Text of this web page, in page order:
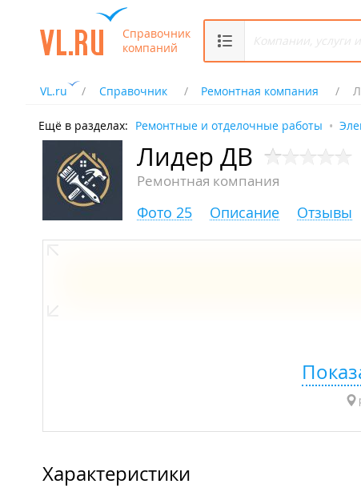
Справочник
компаний
VL.ru Справочник Ремонтная компания
Ещё в разделах: Ремонтные и отделочные работы
Лидер ДВ
Ремонтная компания
Фото 25 Описание Отзывы
Характеристики